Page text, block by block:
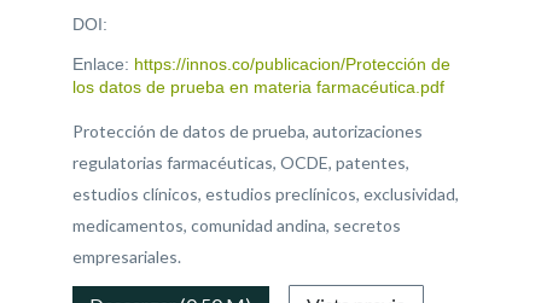
DOI:
Enlace: https://innos.co/publicacion/Protección de
los datos de prueba en materia farmacéutica.pdf
Protección de datos de prueba, autorizaciones
regulatorias farmacéuticas, OCDE, patentes,
estudios clínicos, estudios preclínicos, exclusividad,
medicamentos, comunidad andina, secretos
empresariales.